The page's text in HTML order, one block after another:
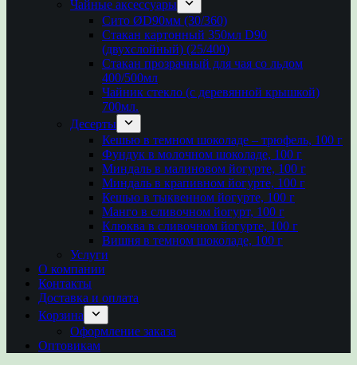
Чайные аксессуары
Сито ØD90мм (30/360)
Стакан картонный 350мл D90
(двухслойный) (25/400)
Стакан прозрачный для чая со льдом
400/500мл
Чайник стекло (с деревянной крышкой)
700мл.
Десерты
Кешью в темном шоколаде – трюфель, 100 г
Фундук в молочном шоколаде, 100 г
Миндаль в малиновом йогурте, 100 г
Миндаль в крапивном йогурте, 100 г
Кешью в тыквенном йогурте, 100 г
Манго в сливочном йогурт, 100 г
Клюква в сливочном йогурте, 100 г
Вишня в темном шоколаде, 100 г
Услуги
О компании
Контакты
Доставка и оплата
Корзина
Оформление заказа
Оптовикам